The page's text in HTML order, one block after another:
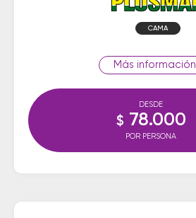
CAMA
información
DESDE
$ 78.000
POR PERSONA